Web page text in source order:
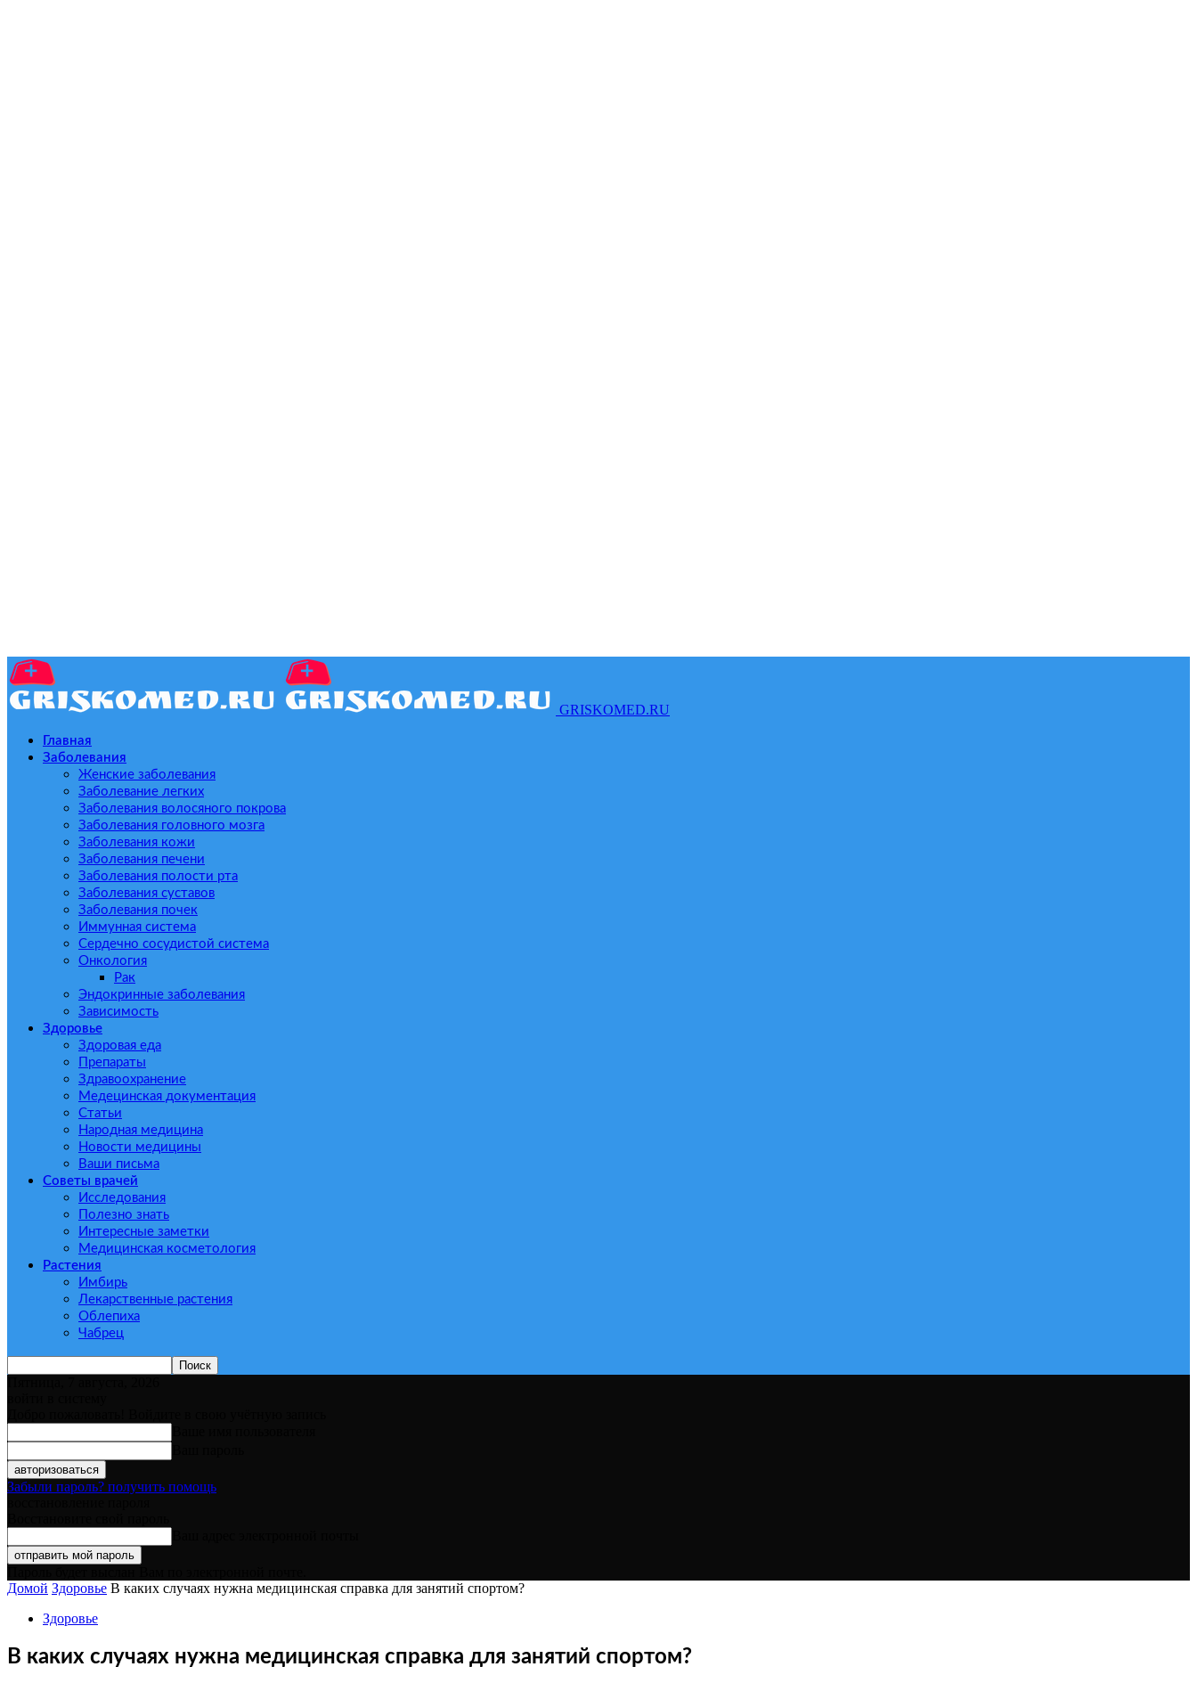
GRISKOMED.RU
Главная
Заболевания
Женские заболевания
Заболевание легких
Заболевания волосяного покрова
Заболевания головного мозга
Заболевания кожи
Заболевания печени
Заболевания полости рта
Заболевания суставов
Заболевания почек
Иммунная система
Сердечно сосудистой система
Онкология
Рак
Эндокринные заболевания
Зависимость
Здоровье
Здоровая еда
Препараты
Здравоохранение
Медецинская документация
Статьи
Народная медицина
Новости медицины
Ваши письма
Советы врачей
Исследования
Полезно знать
Интересные заметки
Медицинская косметология
Растения
Имбирь
Лекарственные растения
Облепиха
Чабрец
Забыли пароль? получить помощь
Домой Здоровье В каких случаях нужна медицинская справка для занятий спортом?
Здоровье
В каких случаях нужна медицинская справка для занятий спортом?